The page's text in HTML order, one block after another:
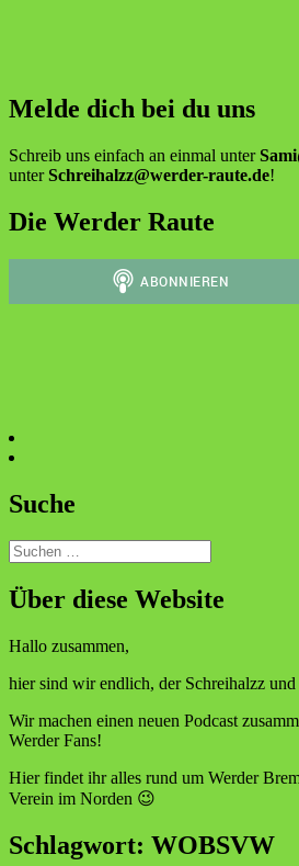
Melde dich bei du uns
Schreib uns einfach an einmal unter
unterSchreihalzz@werder-raute.de!
Die Werder Raute
Suche
Suchen
nach:
Über diese Website
Hallo zusammen,
hier sind wir endlich, der Schreihalzz und
Wir machen einen neuen Podcast
Werder Fans!
Hier findet ihr alles rund um Werder
Verein im Norden 😉
Schlagwort: WOBSVW